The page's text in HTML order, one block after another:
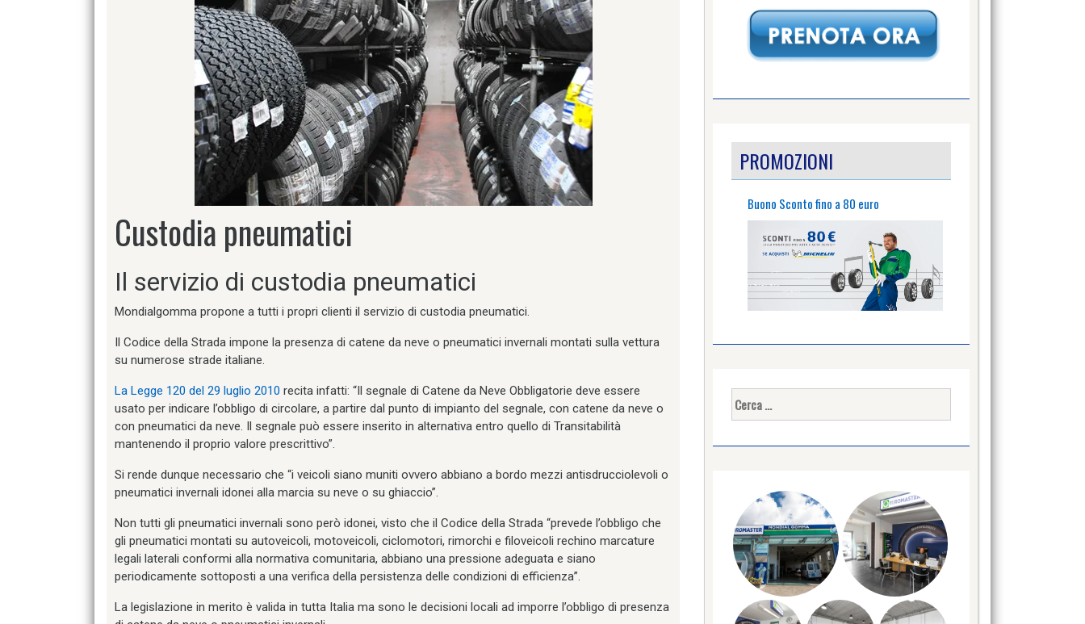
Custodia pneumatici
Il servizio di custodia pneumatici
Mondialgomma propone a tutti i propri clienti il servizio di custodia pneumatici.
Il Codice della Strada impone la presenza di catene da neve o pneumatici invernali montati sulla vettura
su numerose strade italiane.
La Legge 120 del 29 luglio 2010 recita infatti: “Il segnale di Catene da Neve Obbligatorie deve essere
usato per indicare l’obbligo di circolare, a partire dal punto di impianto del segnale, con catene da neve o
con pneumatici da neve. Il segnale può essere inserito in alternativa entro quello di Transitabilità
mantenendo il proprio valore prescrittivo”.
Si rende dunque necessario che “i veicoli siano muniti ovvero abbiano a bordo mezzi antisdrucciolevoli o
pneumatici invernali idonei alla marcia su neve o su ghiaccio”.
Non tutti gli pneumatici invernali sono però idonei, visto che il Codice della Strada “prevede l’obbligo che
gli pneumatici montati su autoveicoli, motoveicoli, ciclomotori, rimorchi e filoveicoli rechino marcature
legali laterali conformi alla normativa comunitaria, abbiano una pressione adeguata e siano
periodicamente sottoposti a una verifica della persistenza delle condizioni di efficienza”.
La legislazione in merito è valida in tutta Italia ma sono le decisioni locali ad imporre l’obbligo di presenza
PROMOZIONI
Buono Sconto fino a 80 euro
Ricerca
per: